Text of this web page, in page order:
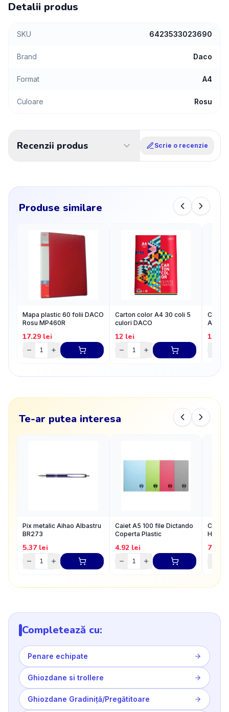
Detalii produs
SKU 6423533023690
Brand Daco
Format A4
Culoare Rosu
Recenzii produs Scrie o recenzie
Produse similare
Mapa plastic 60 folii DACO
Rosu MP460R
17.29 lei
Carton color A4 30 coli 5
culori DACO
12 lei 10.68
Te-ar putea interesa
Pix metalic Aihao Albastru
BR273
5.37lei
Caiet A5 100 file Dictando
Coperta Plastic
4.92 lei
Hai
7.04
Completează cu:
Penare echipate
Ghiozdane si trollere
Ghiozdane Gradiniță/Pregătitoare